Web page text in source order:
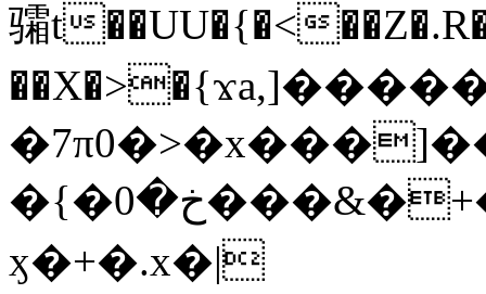
骦t��UU�{�<
�{�خ�0���&�+�zwYFEÙ4�~�_�̾�
ӽ�+�.x�|